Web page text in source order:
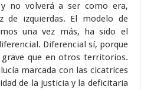
no volverá a ser como era,
de izquierdas. El modelo de
una vez más, ha sido el
Diferencial sí, porque
grave que en otros territorios.
marcada con las cicatrices
de la justicia y la deficitaria